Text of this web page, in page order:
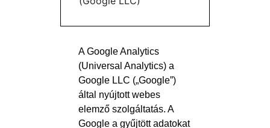
A Google Analytics
(Universal Analytics) a
Google LLC („Google”)
által nyújtott webes
elemző szolgáltatás. A
Google a gyűjtött adatokat